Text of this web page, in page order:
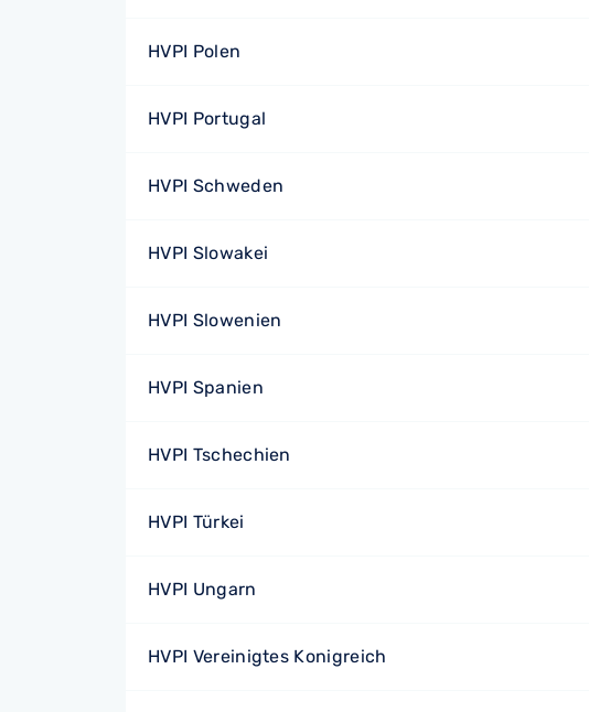
HVPI Polen
HVPI Portugal
HVPI Schweden
HVPI Slowakei
HVPI Slowenien
HVPI Spanien
HVPI Tschechien
HVPI Türkei
HVPI Ungarn
HVPI Vereinigtes Konigreich